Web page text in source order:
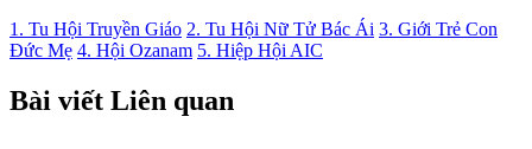
1. Tu Hội Truyền Giáo 2. Tu Hội Nữ Tử Bác Ái 3. Giới Trẻ Con
Đức Mẹ 4. Hội Ozanam 5. Hiệp Hội AIC
Bài viết Liên quan